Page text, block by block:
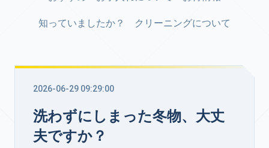
知っていましたか？ クリーニングについて
2026-06-29 09:29:00
洗わずにしまった冬物、大丈
夫ですか？